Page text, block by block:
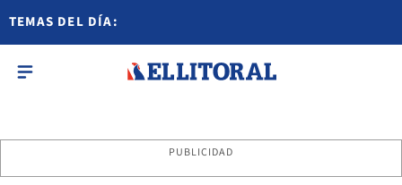
TEMAS DEL DÍA:
PUBLICIDAD